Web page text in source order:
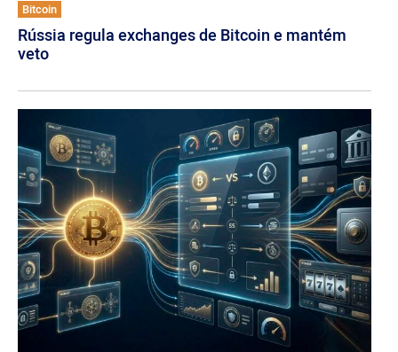
Bitcoin
Rússia regula exchanges de Bitcoin e mantém
veto